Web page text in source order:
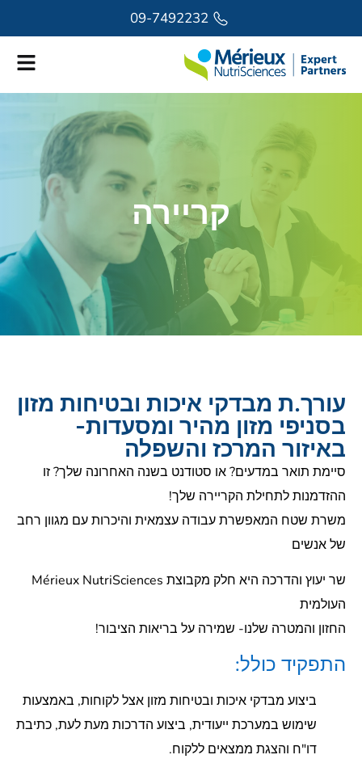
09-7492232
קריירה
עורך.ת מבדקי איכות ובטיחות מזון
בסניפי מזון מהיר ומסעדות-
באיזור המרכז והשפלה
סיימת תואר במדעים? או סטודנט בשנה האחרונה שלך? זו
ההזדמנות לתחילת הקריירה שלך!
משרת שטח המאפשרת עבודה עצמאית והיכרות עם מגוון רחב
של אנשים
שר יעוץ והדרכה היא חלק מקבוצת Mérieux NutriSciences
העולמית
החזון והמטרה שלנו- שמירה על בריאות הציבור!
התפקיד כולל:
ביצוע מבדקי איכות ובטיחות מזון אצל לקוחות, באמצעות
שימוש במערכת ייעודית, ביצוע הדרכות מעת לעת, כתיבת
דו"ח והצגת ממצאים ללקוח.